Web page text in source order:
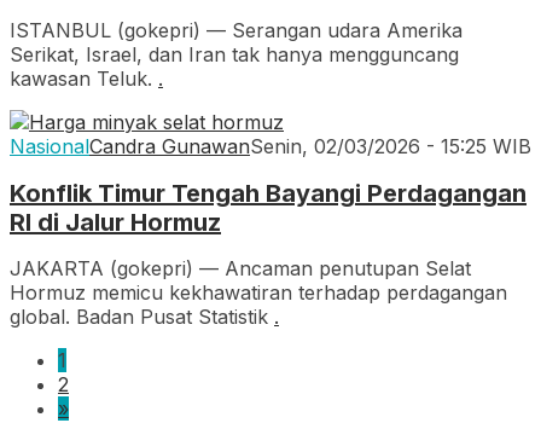
ISTANBUL (gokepri) — Serangan udara Amerika
Serikat, Israel, dan Iran tak hanya mengguncang
kawasan Teluk. .
NasionalCandra GunawanSenin, 02/03/2026 - 15:25 WIB
Konflik Timur Tengah Bayangi Perdagangan
RI di Jalur Hormuz
JAKARTA (gokepri) — Ancaman penutupan Selat
Hormuz memicu kekhawatiran terhadap perdagangan
global. Badan Pusat Statistik .
1
2
»